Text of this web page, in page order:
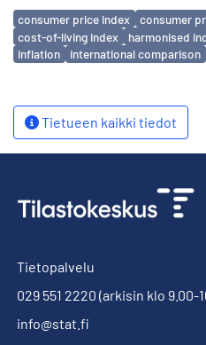
Avainsanat
consumer price index consumer
cost-of-living index
harmonised
inflation
international comparison
Tietueen kaikki tiedot
Tietopalvelu
029 551 2220 (arkisin klo 9.00-
info@stat.fi